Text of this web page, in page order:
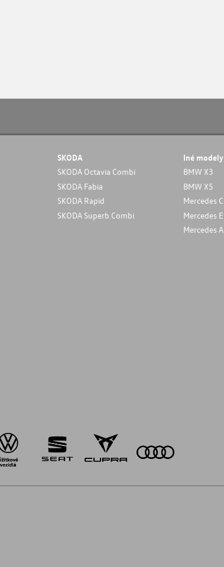
SKODA
SKODA Octavia Combi
SKODA Fabia
SKODA Rapid
SKODA Superb Combi
Iné modely
BMW X3
BMW X5
Mercedes C
Mercedes E
Mercedes A